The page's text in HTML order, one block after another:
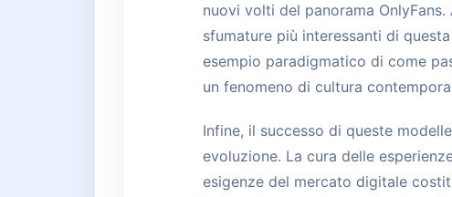
nuovi volti del panorama
sfumature più interessanti di
esempio paradigmatico di come
un fenomeno di cultura
Infine, il successo di queste
evoluzione. La cura delle
esigenze del mercato digitale